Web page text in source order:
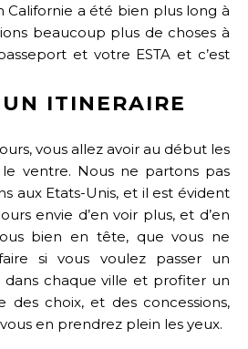
Californie a été bien plus long à
beaucoup plus de choses à
et votre ESTA et c’est
ITINERAIRE
vous allez avoir au début les
ventre. Nous ne partons pas
aux Etats-Unis, et il est évident
envie d’en voir plus, et d’en
bien en tête, que vous ne
si vous voulez passer un
chaque ville et profiter un
des choix, et des concessions,
en prendrez plein les yeux.